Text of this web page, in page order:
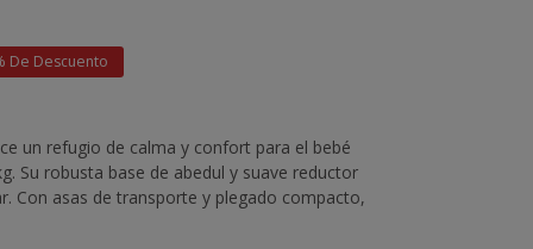
De Descuento
un refugio de calma y confort para el bebé
Su robusta base de abedul y suave reductor
Con asas de transporte y plegado compacto,